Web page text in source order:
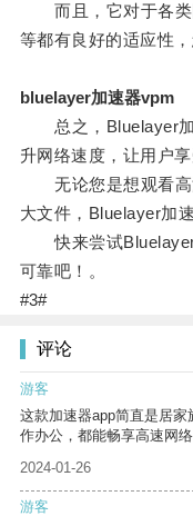
而且，它对于各类
等都有良好的适应性
bluelayer加速器vpm
总之，Bluelayer加
升网络速度，让用户
无论您是想观看高
大文件，Bluelayer加
快来尝试Bluelayer
可靠吧！。
#3#
评论
游客
这款加速器app简直是居
作办公，都能畅享高速网
2024-01-26
游客